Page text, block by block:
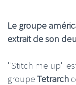
Le groupe
extrait de son
"Stitch me up"
groupe Tetrarch